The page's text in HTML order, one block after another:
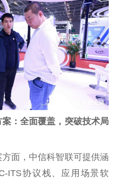
：全面覆盖，突破技术局
面，中信科智联可提供涵
ITS协议栈、应用场景软